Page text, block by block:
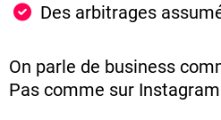
Des arbitrages
On parle de business
Pas comme sur